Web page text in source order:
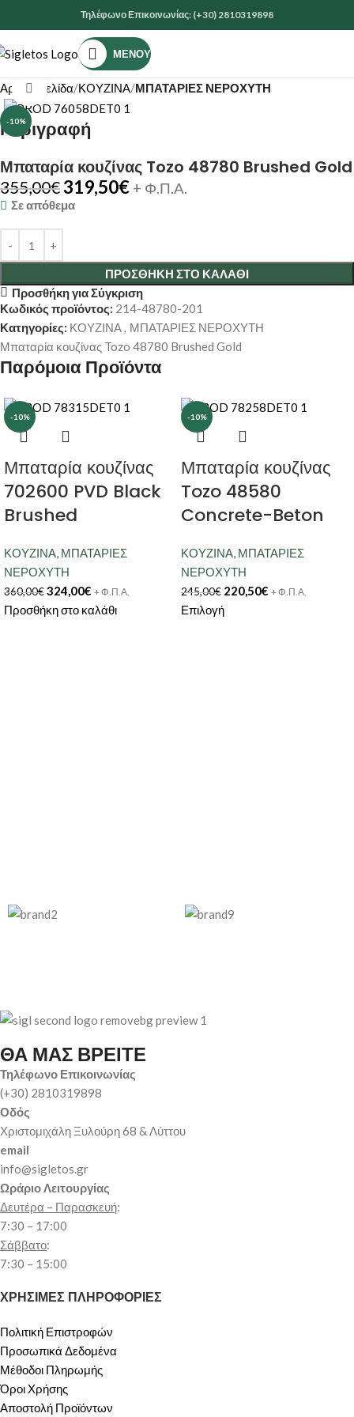
Τηλέφωνο Επικοινωνίας: (+30) 2810319898
ΜΕΝΟΎ
Αρχική σελίδα ΚΟΥΖΙΝΑ ΜΠΑΤΑΡΙΕΣ ΝΕΡΟΧΥΤΗ
-10%
Κάντε κλικ για μεγέθυνση
Περιγραφή
Μπαταρία κουζίνας Tozo 48780 Brushed Gold
355,00€319,50€ + Φ.Π.Α.
Σε απόθεμα
ΠΡΟΣΘΉΚΗ ΣΤΟ ΚΑΛΆΘΙ
Προσθήκη για Σύγκριση
Κωδικός προϊόντος: 214-48780-201
Κατηγορίες: ΚΟΥΖΙΝΑ, ΜΠΑΤΑΡΙΕΣ ΝΕΡΟΧΥΤΗ
Μπαταρία κουζίνας Tozo 48780 Brushed Gold
Παρόμοια Προϊόντα
-10%
Μπαταρία κουζίνας
702600 PVD Black
Brushed
ΚΟΥΖΙΝΑ, ΜΠΑΤΑΡΙΕΣ
ΝΕΡΟΧΥΤΗ
360,00€324,00€ + Φ.Π.Α.
Προσθήκη στο καλάθι
-10%
Μπαταρία κουζίνας
Tozo 48580
Concrete-Beton
ΚΟΥΖΙΝΑ, ΜΠΑΤΑΡΙΕΣ
ΝΕΡΟΧΥΤΗ
245,00€ 220,50€ + Φ.Π.Α.
Επιλογή
ΘΑ ΜΑΣ ΒΡΕΙΤΕ
Τηλέφωνο Επικοινωνίας
(+30) 2810319898
Οδός
Χριστομιχάλη Ξυλούρη 68 & Λύττου
email
info@sigletos.gr
Ωράριο Λειτουργίας
Δευτέρα – Παρασκευή:
7:30 – 17:00
Σάββατο:
7:30 – 15:00
ΧΡΗΣΙΜΕΣ ΠΛΗΡΟΦΟΡΙΕΣ
Πολιτική Επιστροφών
Προσωπικά Δεδομένα
Μέθοδοι Πληρωμής
Όροι Χρήσης
Αποστολή Προϊόντων